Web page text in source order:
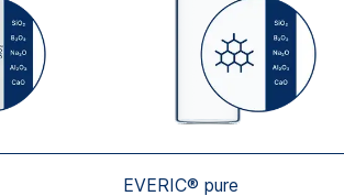
EVERIC® pure